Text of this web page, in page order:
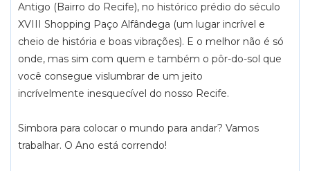
Antigo (Bairro do Recife), no histórico prédio do século
XVIII Shopping Paço Alfândega (um lugar incrível e
cheio de história e boas vibrações). E o melhor não é só
onde, mas sim com quem e também o pôr-do-sol que
você consegue vislumbrar de um jeito
incrívelmente inesquecível do nosso Recife.
Simbora para colocar o mundo para andar? Vamos
trabalhar. O Ano está correndo!